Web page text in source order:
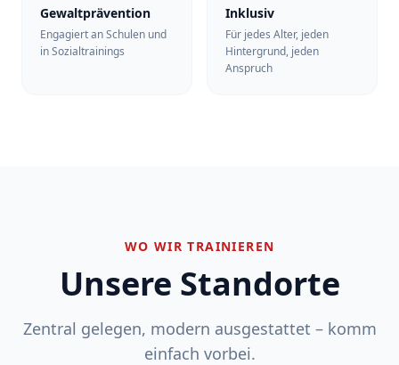
Gewaltprävention
Engagiert an Schulen und
in Sozialtrainings
Inklusiv
Für jedes Alter, jeden
Hintergrund, jeden
Anspruch
WO WIR TRAINIEREN
Unsere Standorte
Zentral gelegen, modern ausgestattet – komm
einfach vorbei.